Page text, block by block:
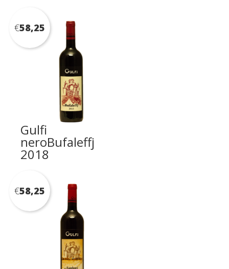
Gulfi
neroBufaleffj
2018
€58,25
€58,25